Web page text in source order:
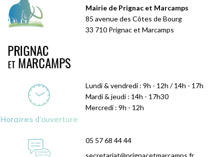
Mairie de Prignac et Marcamps
85 avenue des Côtes de Bourg
33 710 Prignac et Marcamps
Horaires d'ouverture
Lundi & vendredi : 9h - 12h / 14h - 17h
Mardi & jeudi : 14h - 17h30
Mercredi : 9h - 12h
05 57 68 44 44